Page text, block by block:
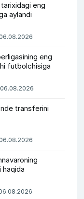
eng
aylandi
eng
futbolchisiga
transferini
haqida